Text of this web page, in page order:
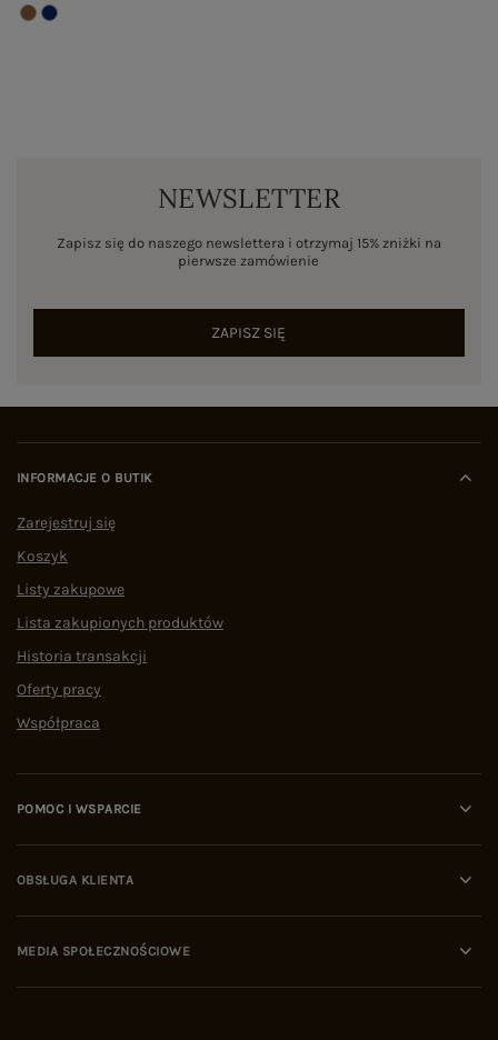
NEWSLETTER
Zapisz się do naszego newslettera i otrzymaj 15% zniżki na
pierwsze zamówienie
ZAPISZ SIĘ
INFORMACJE O BUTIK
Zarejestruj się
Koszyk
Listy zakupowe
Lista zakupionych produktów
Historia transakcji
Oferty pracy
Współpraca
POMOC I WSPARCIE
OBSŁUGA KLIENTA
MEDIA SPOŁECZNOŚCIOWE